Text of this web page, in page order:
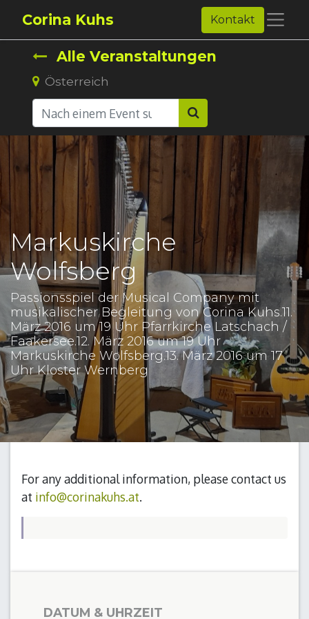
Corina Kuhs Kontakt
Alle Veranstaltungen
Österreich
Markuskirche
Wolfsberg
Passionsspiel der Musical Company mit
musikalischer Begleitung von Corina Kuhs.11.
März 2016 um 19 Uhr Pfarrkirche Latschach /
Faakersee.12. März 2016 um 19 Uhr
Markuskirche Wolfsberg.13. März 2016 um 17
Uhr Kloster Wernberg
For any additional information, please contact us
at info@corinakuhs.at.
DATUM & UHRZEIT